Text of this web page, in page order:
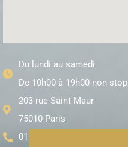
Du lundi au samedi
De 10h00 à 19h00 non stop
203 rue Saint-Maur
75010 Paris
01 71 97 65 95